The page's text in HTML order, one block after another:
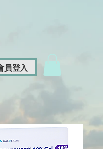
員登入